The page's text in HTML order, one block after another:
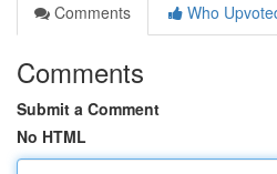
Comments
Who
Comments
Submit a Comment
No HTML